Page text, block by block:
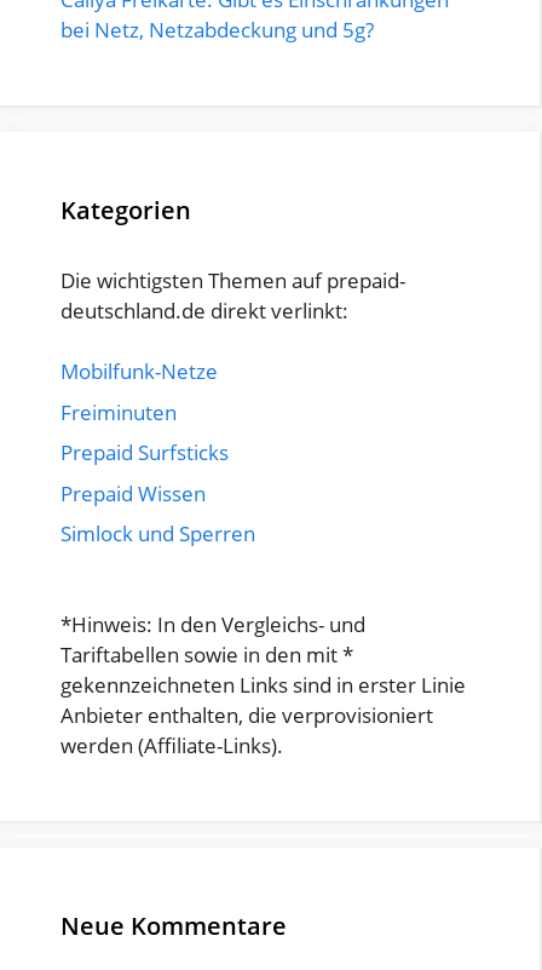
bei Netz, Netzabdeckung und 5g?
Kategorien
Die wichtigsten Themen auf prepaid-
deutschland.de direkt verlinkt:
Mobilfunk-Netze
Freiminuten
Prepaid Surfsticks
Prepaid Wissen
Simlock und Sperren
*Hinweis: In den Vergleichs- und
Tariftabellen sowie in den mit *
gekennzeichneten Links sind in erster Linie
Anbieter enthalten, die verprovisioniert
werden (Affiliate-Links).
Neue Kommentare